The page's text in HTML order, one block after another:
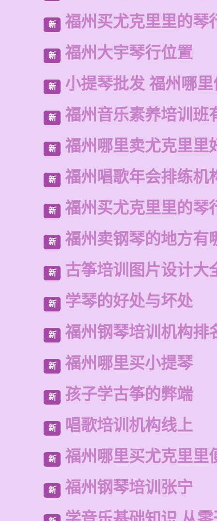
新 福州买尤克里里的琴
新 福州大宇琴行位置
新 小提琴批发 福州哪
新 福州音乐素养培训班
新 福州哪里卖尤克里里
新 福州唱歌年会排练机
新 福州买尤克里里的琴
新 福州卖钢琴的地方有
新 古筝培训图片设计大
新 学琴的好处与坏处
新 福州钢琴培训机构排
新 福州哪里买小提琴
新 孩子学古筝的弊端
新 唱歌培训机构线上
新 福州哪里买尤克里里
新 福州钢琴培训张宁